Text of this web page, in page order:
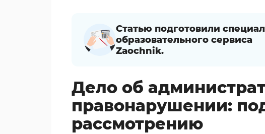
Статью подготовили
образовательного сервиса
Zaochnik.
Дело об
правонарушении:
рассмотрению